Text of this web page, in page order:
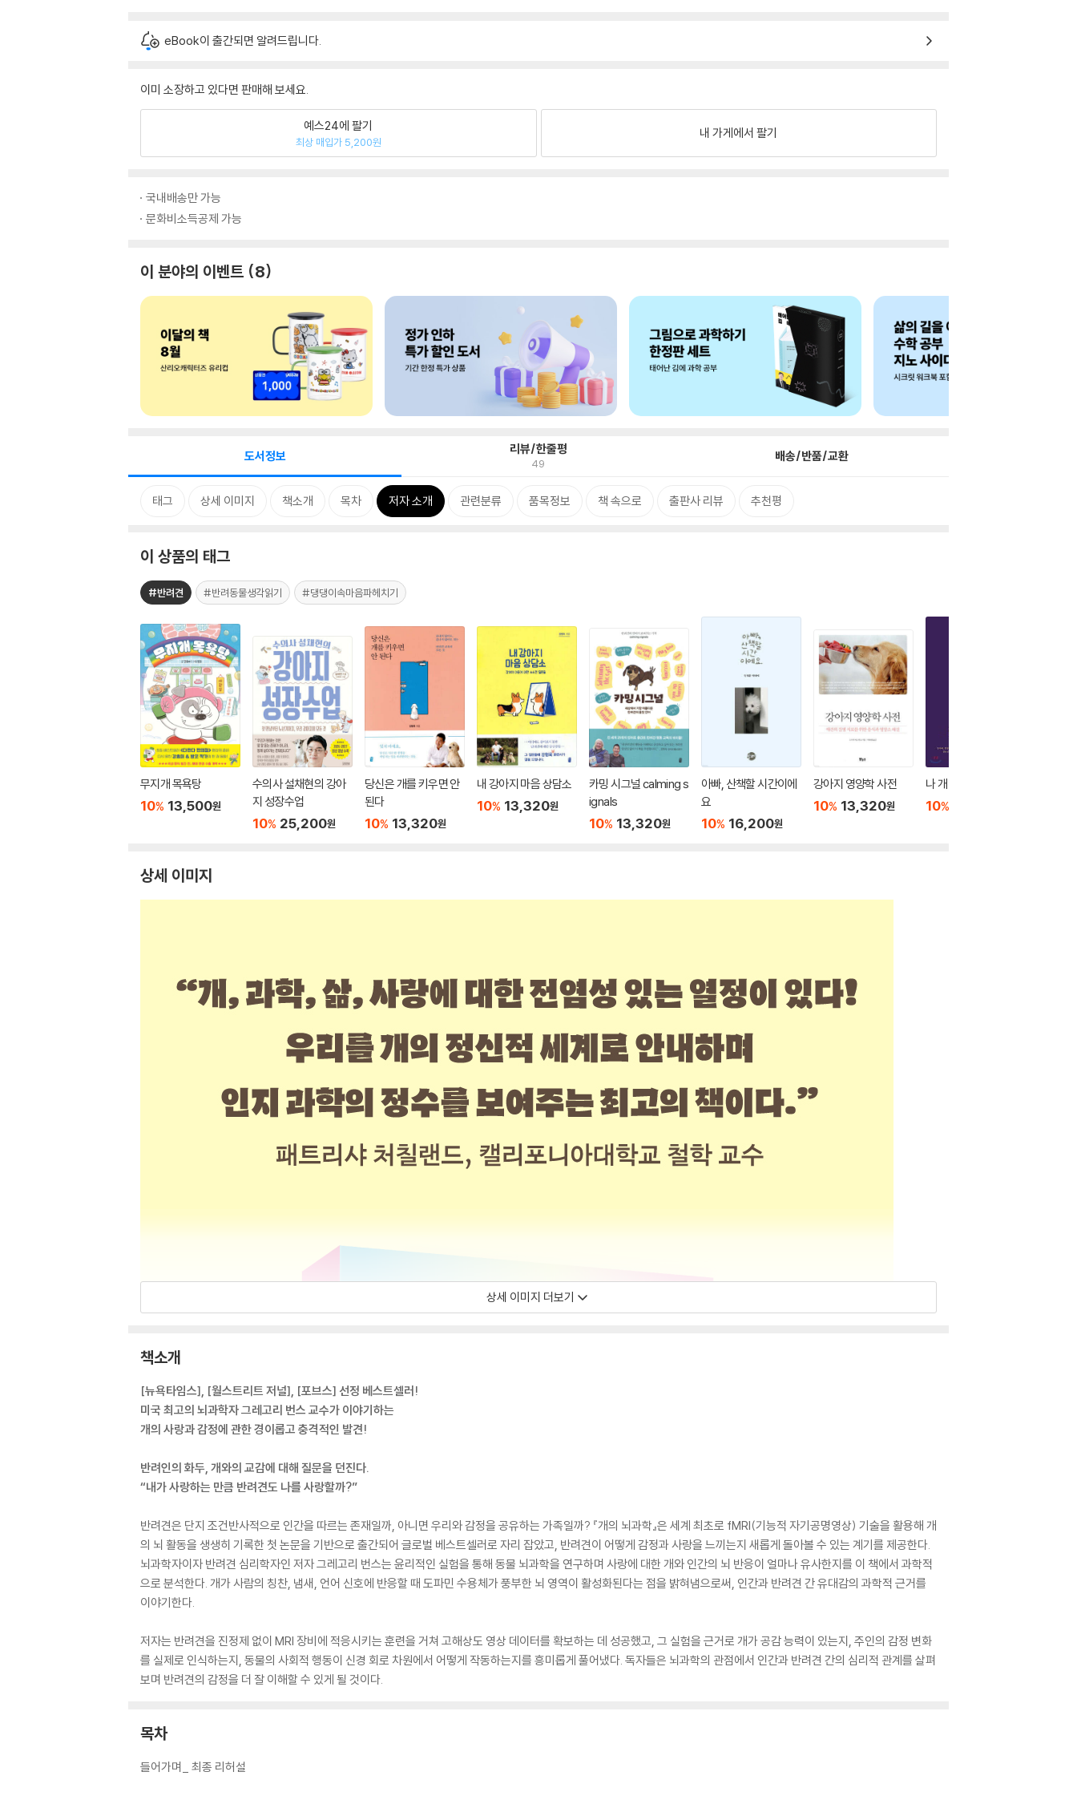
eBook이 출간되면 알려드립니다.
이미 소장하고 있다면 판매해 보세요.
예스24에 팔기
최상 매입가 5,200원
내 가게에서 팔기
국내배송만 가능
문화비소득공제 가능
이 분야의 이벤트 8
도서정보 리뷰/한줄평
49 배송/반품/교환
태그 상세 이미지 책소개 목차 저자 소개 관련분류 품목정보 책 속으로 출판사 리뷰 추천평
이 상품의 태그
#반려견 #반려동물생각읽기 #댕댕이속마음파헤치기
무지개 목욕탕
10% 13,500원
수의사 설채현의 강아
지 성장수업
10% 25,200원
당신은 개를 키우면 안
된다
10% 13,320원
내 강아지 마음 상담소
10% 13,320원
카밍 시그널 calming s
ignals
10% 13,320원
아빠, 산책할 시간이에
요
10% 16,200원
강아지 영양학 사전
10% 13,320원
나 개 있음에 감사하오
10%
상세 이미지
상세 이미지 더보기
책소개
[뉴욕타임스], [월스트리트 저널], [포브스] 선정 베스트셀러!
미국 최고의 뇌과학자 그레고리 번스 교수가 이야기하는
개의 사랑과 감정에 관한 경이롭고 충격적인 발견!
반려인의 화두, 개와의 교감에 대해 질문을 던진다.
“내가 사랑하는 만큼 반려견도 나를 사랑할까?”
반려견은 단지 조건반사적으로 인간을 따르는 존재일까, 아니면 우리와 감정을 공유하는 가족일까? 『개의 뇌과학』은 세계 최초로 fMRI(기능적 자기공명영상) 기술을 활용해 개
의 뇌 활동을 생생히 기록한 첫 논문을 기반으로 출간되어 글로벌 베스트셀러로 자리 잡았고, 반려견이 어떻게 감정과 사랑을 느끼는지 새롭게 돌아볼 수 있는 계기를 제공한다.
뇌과학자이자 반려견 심리학자인 저자 그레고리 번스는 윤리적인 실험을 통해 동물 뇌과학을 연구하며 사랑에 대한 개와 인간의 뇌 반응이 얼마나 유사한지를 이 책에서 과학적
으로 분석한다. 개가 사람의 칭찬, 냄새, 언어 신호에 반응할 때 도파민 수용체가 풍부한 뇌 영역이 활성화된다는 점을 밝혀냄으로써, 인간과 반려견 간 유대감의 과학적 근거를
이야기한다.
저자는 반려견을 진정제 없이 MRI 장비에 적응시키는 훈련을 거쳐 고해상도 영상 데이터를 확보하는 데 성공했고, 그 실험을 근거로 개가 공감 능력이 있는지, 주인의 감정 변화
를 실제로 인식하는지, 동물의 사회적 행동이 신경 회로 차원에서 어떻게 작동하는지를 흥미롭게 풀어냈다. 독자들은 뇌과학의 관점에서 인간과 반려견 간의 심리적 관계를 살펴
보며 반려견의 감정을 더 잘 이해할 수 있게 될 것이다.
목차
들어가며_ 최종 리허설